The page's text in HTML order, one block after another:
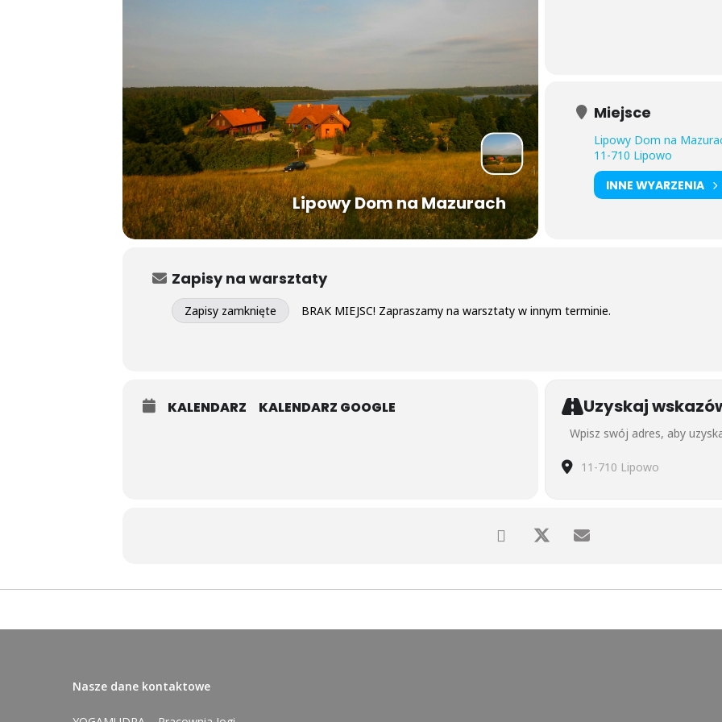
Lipowy Dom na Mazurach
Miejsce
Lipowy Dom na
11-710 Lipowo
INNE WYARZENIA
Zapisy na warsztaty
Zapisy zamknięte BRAK MIEJSC! Zapraszamy na warsztaty w innym terminie.
KALENDARZ KALENDARZ GOOGLE Uzyskaj
Address - Wakacje z jogą na
Destination Address -
Nasze dane kontaktowe